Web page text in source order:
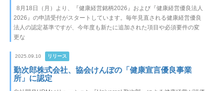
8月18日（月）より、『健康経営銘柄2026』および『健康経営優良法人
2026』の申請受付がスタートしています。毎年見直される健康経営優良
法人の認定基準ですが、今年度も新たに追加された項目や必須要件の変
更な
2025.09.10 リリース
勤次郎株式会社、協会けんぽの「健康宣言優良事業
所」に認定